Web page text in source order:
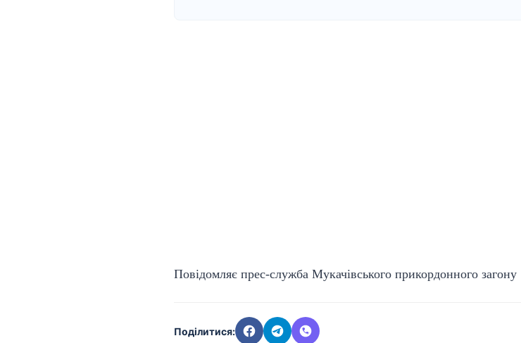
Повідомляє прес-служба Мукачівського прикордонного загону
Поділитися: